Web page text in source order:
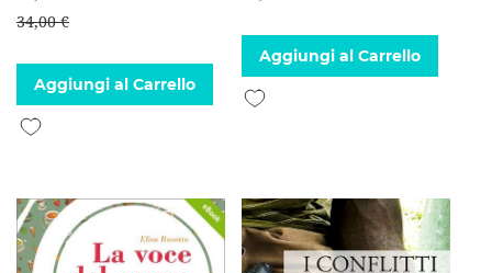
34,00 €
Aggiungi al Carrello
Aggiungi alla lista desideri
Aggiungi al Carrello
Aggiungi alla lista desideri